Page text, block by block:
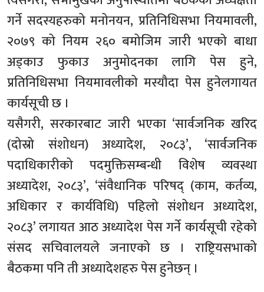
गर्ने सदस्यहरुको मनोनयन, प्रतिनिधिसभा नियमावली,
२०७९ को नियम २६० बमोजिम जारी भएको बाधा
अड्काउ फुकाउ अनुमोदनका लागि पेस हुने,
प्रतिनिधिसभा नियमावलीको मस्यौदा पेस हुनेलगायत
कार्यसूची छ ।
यसैगरी, सरकारबाट जारी भएका ‘सार्वजनिक खरिद
(दोस्रो संशोधन) अध्यादेश, २०८३’, ‘सार्वजनिक
पदाधिकारीको पदमुक्तिसम्बन्धी विशेष व्यवस्था
अध्यादेश, २०८३’, ‘संवैधानिक परिषद् (काम, कर्तव्य,
अधिकार र कार्यविधि) पहिलो संशोधन अध्यादेश,
२०८३’ लगायत आठ अध्यादेश पेस गर्ने कार्यसूची रहेको
संसद सचिवालयले जनाएको छ । राष्ट्रियसभाको
बैठकमा पनि ती अध्यादेशहरु पेस हुनेछन् ।